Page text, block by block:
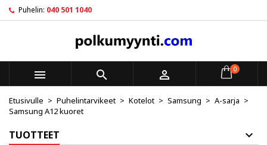
Puhelin: 040 501 1040
   0
Etusivulle Puhelintarvikeet Kotelot Samsung
A-sarja
Samsung A12 kuoret
TUOTTEET
My wishlists ×
Create new list
Luo toivelista ×
Toivelistan nimi
Kirjaudu sisään ×
Sinun pitää olla kirjautunut jotta voit lisätä tuotteita
toivelistalle.
Peruuta Kirjaudu sisään